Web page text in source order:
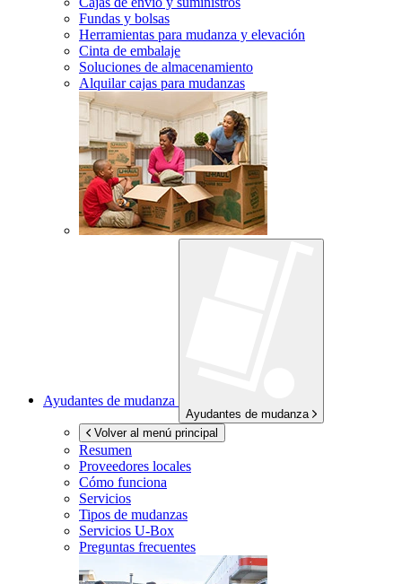
Fundas y bolsas
Herramientas para mudanza y elevación
Cinta de embalaje
Soluciones de almacenamiento
Alquilar cajas para mudanzas
Ayudantes de mudanza
Ayudantes de mudanza
Volver al menú principal
Resumen
Proveedores locales
Cómo funciona
Servicios
Tipos de mudanzas
Servicios U-Box
Preguntas frecuentes